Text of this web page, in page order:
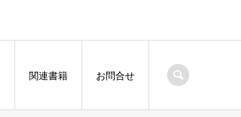
関連書籍 お問合せ